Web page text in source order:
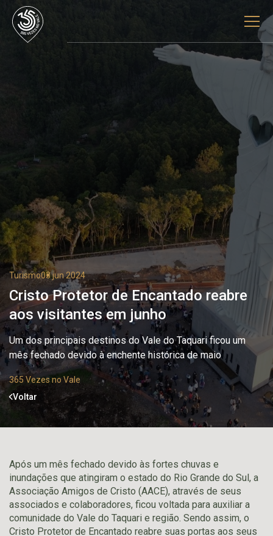
Turismo03 jun 2024
Cristo Protetor de Encantado reabre
aos visitantes em junho
Um dos principais destinos do Vale do Taquari ficou um
mês fechado devido à enchente histórica de maio
365 Vezes no Vale
Voltar
Após um mês fechado devido às fortes chuvas e
inundações que atingiram o estado do Rio Grande do Sul, a
Associação Amigos de Cristo (AACE), através de seus
associados e colaboradores, ficou voltada para auxiliar a
comunidade do Vale do Taquari e região. Sendo assim, o
Cristo Protetor de Encantado reabre suas portas aos seus